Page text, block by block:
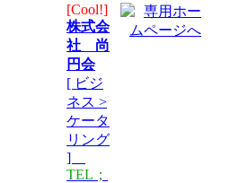
[Cool!]
株式会
社 尚
円会
[ ビジ
ネス >
ケータ
リング
]
TEL；